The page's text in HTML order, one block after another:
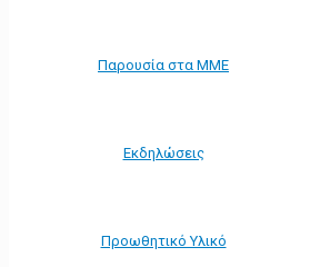
Παρουσία στα ΜΜΕ
Εκδηλώσεις
Προωθητικό Υλικό